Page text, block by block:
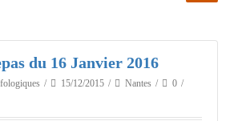
du 16 Janvier 2016
15/12/2015 Nantes
0